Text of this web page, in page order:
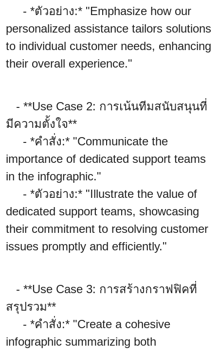
- *ตัวอย่าง:* "Emphasize how our
personalized assistance tailors solutions
to individual customer needs, enhancing
their overall experience."
- **Use Case 2: การเน้นทีมสนับสนุนที่
มีความตั้งใจ**
- *คำสั่ง:* "Communicate the
importance of dedicated support teams
in the infographic."
- *ตัวอย่าง:* "Illustrate the value of
dedicated support teams, showcasing
their commitment to resolving customer
issues promptly and efficiently."
- **Use Case 3: การสร้างกราฟฟิคที่
สรุปรวม**
- *คำสั่ง:* "Create a cohesive
infographic summarizing both